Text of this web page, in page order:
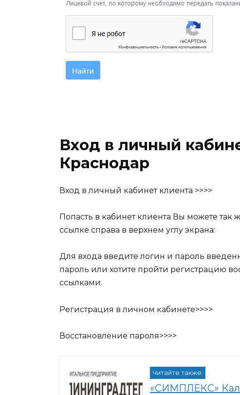
Вход в личный
Краснодар
Вход в личный кабинет клиента >>>>
Попасть в кабинет клиента Вы можете
ссылке справа в верхнем углу экрана:
Для входа введите логин и пароль
пароль или хотите пройти регистрацию
ссылками.
Регистрация в личном кабинете>>>>
Восстановление пароля>>>>
Читайте также:
«СИМПЛЕКС»